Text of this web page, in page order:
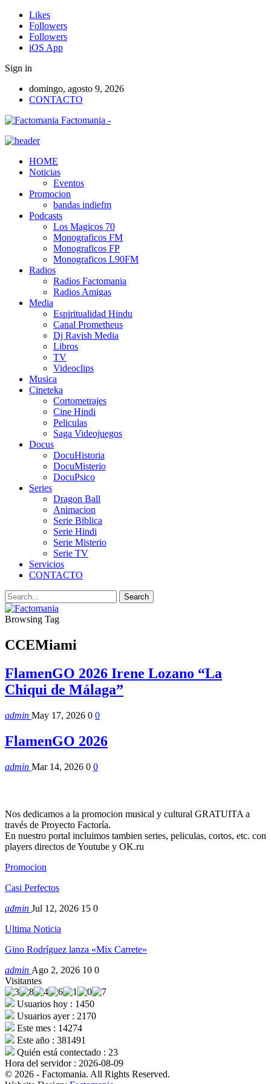
Likes
Followers
Followers
iOS App
Sign in
domingo, agosto 9, 2026
CONTACTO
Factomania -
HOME
Noticias
Eventos
Promocion
bandas indiefm
Podcasts
Los Magicos 70
Monograficos FM
Monograficos FP
Monograficos L90FM
Radios
Radios Factomania
Radios Amigas
Media
Espiritualidad Hindu
Canal Prometheus
Dj Ravish Media
Libros
TV
Videoclips
Musica
Cineteka
Cortometrajes
Cine Hindi
Peliculas
Saga Videojuegos
Docus
DocuHistoria
DocuMisterio
DocuPsico
Series
Dragon Ball
Animacion
Serie Biblica
Serie Hindi
Serie Misterio
Serie TV
Servicios
CONTACTO
Browsing Tag
CCEMiami
FlamenGO 2026 Irene Lozano “La
Chiqui de Málaga”
admin May 17, 2026 0 0
FlamenGO 2026
admin Mar 14, 2026 0 0
Nos dedicamos a la promocion musical y cultural GRATUITA a
través de Proyecto Factoría.
En nuestro portal incluimos tambien series, peliculas, cortos, etc. con
players directos de Youtube y OK.ru
Promocion
Casi Perfectos
admin Jul 12, 2026 15 0
Ultima Noticia
Gino Rodríguez lanza «Mix Carrete»
admin Ago 2, 2026 10 0
Visitantes
Usuarios hoy : 1450
Usuarios ayer : 2170
Este mes : 14274
Este año : 381491
Quién está contectado : 23
Hora del servidor : 2026-08-09
© 2026 - Factomania. All Rights Reserved.